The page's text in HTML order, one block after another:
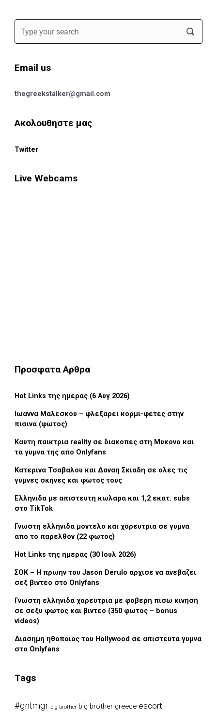
Email us
thegreekstalker@gmail.com
Ακολουθηστε μας
Twitter
Live Webcams
Προσφατα Αρθρα
Hot Links της ημερας (6 Αυγ 2026)
Ιωαννα Μαλεσκου – φλεξαρει κορμι-φετες στην
πισινα (φωτος)
Καυτη παικτρια reality σε διακοπες στη Μυκονο και
τα γυμνα της απο Onlyfans
Κατερινα Τσαβαλου και Δαναη Σκιαδη σε ολες τις
γυμνες σκηνες και φωτος τους
Ελληνιδα με απιστευτη κωλαρα και 1,2 εκατ. subs
στο TikTok
Γνωστη ελληνιδα μοντελο και χορευτρια σε γυμνα
απο το παρελθον (22 φωτος)
Hot Links της ημερας (30 Ιουλ 2026)
ΣΟΚ – Η πρωην του Jason Derulo αρχισε να ανεβαζει
σεξ βιντεο στο Onlyfans
Γνωστη ελληνιδα χορευτρια με φοβερη πισω κινηση
σε σεξυ φωτος και βιντεο (350 φωτος – bonus
videos)
Διασημη ηθοποιος του Hollywood σε απιστευτα γυμνα
στο Onlyfans
Tags
#gntmgr big brother big brother greece escort